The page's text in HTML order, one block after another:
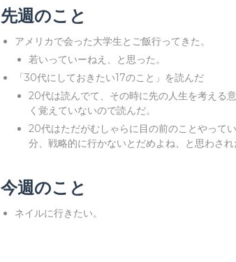
先週のこと
アメリカで会った大学生とご飯行ってきた。
若いっていーねえ、と思った。
「30代にしておきたい17のこと」を読んだ
20代は読んでて、その時に先の人生を考える
く覚えていないので読んだ。
20代はただがむしゃらに目の前のことやって
分、戦略的に行かないとだめよね、と思わされ
今週のこと
ネイルに行きたい。